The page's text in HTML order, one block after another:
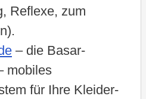
Reflexe, zum
– die Basar-
mobiles
für Ihre Kleider-